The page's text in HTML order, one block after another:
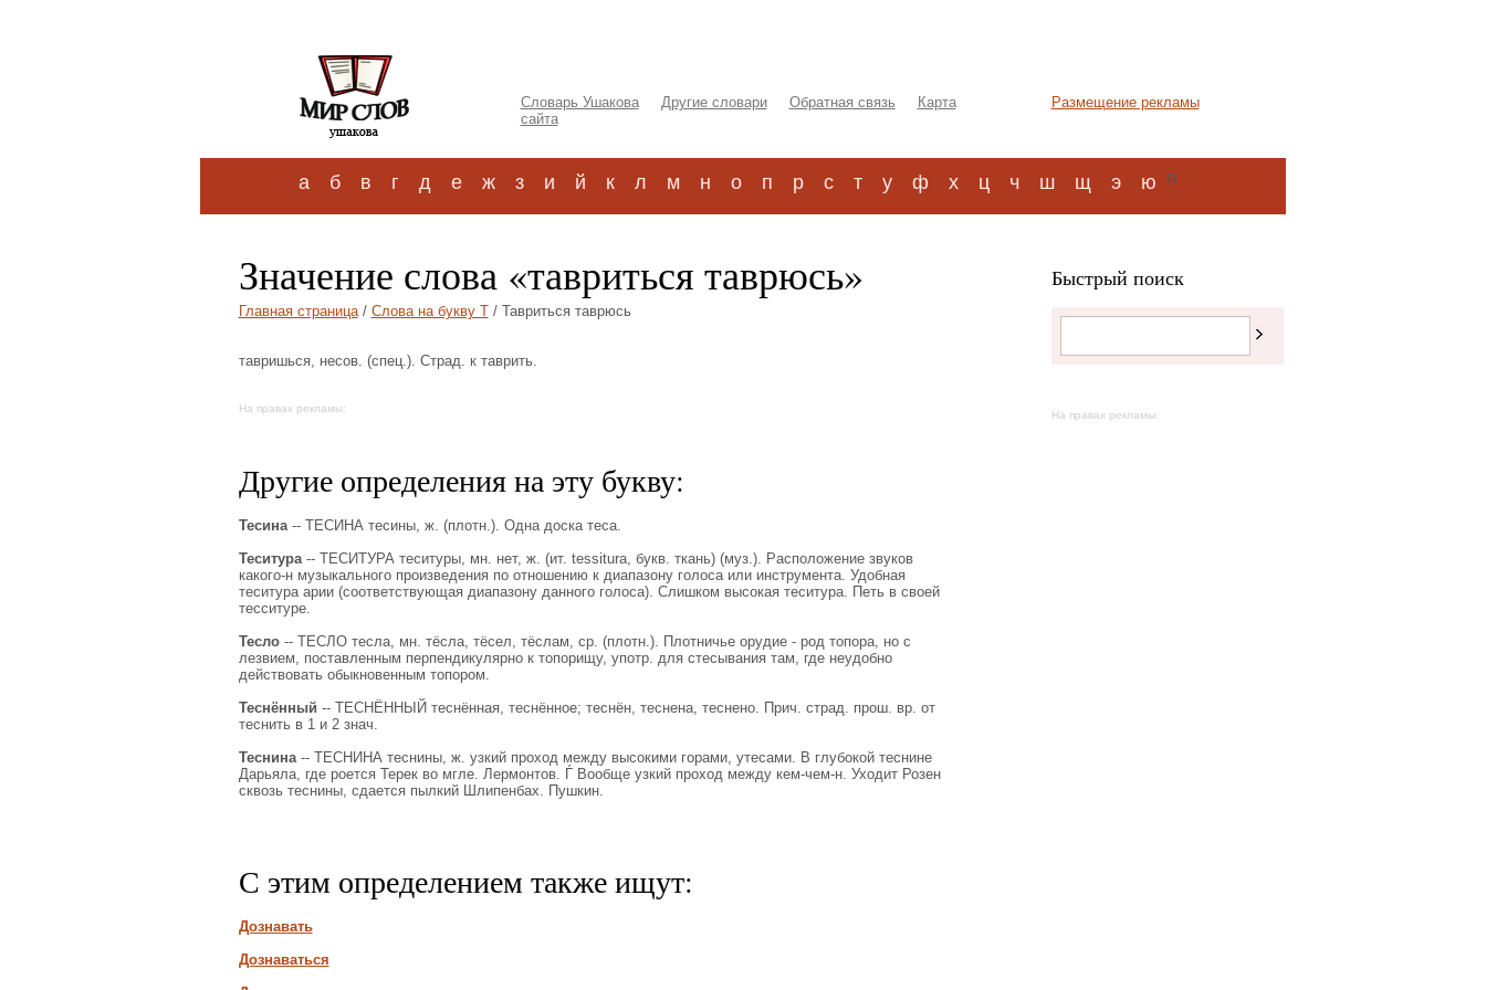
Словарь Ушакова Другие словари Обратная связь
Карта
сайта
Размещение рекламы
а б в г д е ж з и й к л м н о п р с т у ф х ц ч ш щ э ю я
Значение слова «тавриться таврюсь»
Главная страница/ Слова на букву Т/ Тавриться таврюсь
тавришься, несов. (спец.). Страд. к таврить.
На правах рекламы:
Другие определения на эту букву:
Тесина-- ТЕСИНА тесины, ж. (плотн.). Одна доска теса.
Теситура-- ТЕСИТУРА теситуры, мн. нет, ж. (ит. tessitura, букв. ткань) (муз.). Расположение звуков
какого-н музыкального произведения по отношению к диапазону голоса или инструмента. Удобная
теситура арии (соответствующая диапазону данного голоса). Слишком высокая теситура. Петь в своей
тесситуре.
Тесло-- ТЕСЛО тесла, мн. тёсла, тёсел, тёслам, ср. (плотн.). Плотничье орудие - род топора, но с
лезвием, поставленным перпендикулярно к топорищу, употр. для стесывания там, где неудобно
действовать обыкновенным топором.
Теснённый -- ТЕСНЁННЫЙ теснённая, теснённое; теснён, теснена, теснено. Прич. страд. прош. вр. от
теснить в 1 и 2 знач.
Теснина-- ТЕСНИНА теснины, ж. узкий проход между высокими горами, утесами. В глубокой теснине
Дарьяла, где роется Терек во мгле. Лермонтов. Ѓ Вообще узкий проход между кем-чем-н. Уходит Розен
сквозь теснины, сдается пылкий Шлипенбах. Пушкин.
С этим определением также ищут:
Дознавать
Дознаваться
Быстрый поиск
На правах рекламы: